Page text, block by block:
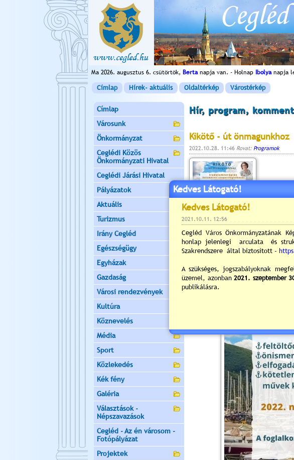
Ma 2026. augusztus 6. csütörtök, Bertanapja van. - Holnap Ibolyanapja
Címlap Hírek- aktuális Oldaltérkép Várostérkép
Címlap
Városunk
Önkormányzat
Ceglédi Közös
Önkormányzati Hivatal
Ceglédi Járási Hivatal
Pályázatok
Aktuális
Turizmus
Irány Cegléd
Egészségügy
Egyházak
Gazdaság
Városi rendezvények
Kultúra
Köznevelés
Média
Sport
Közlekedés
Kék fény
Galéria
Választások -
Népszavazások
Cegléd - Az én városom -
Fotópályázat
Projektek
Hír, program, komment
Kikötő - út önmagunkhoz
2022.10.28. 11:46 Rovat: Programok
Kedves Látogató!